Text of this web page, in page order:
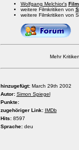
Wolfgang Melchior's
weitere Filmkritiken von
weitere Filmkritiken von
Mehr
hinzugefügt:March 29th 2002
Autor: Simon Spiegel
Punkte:
zugehöriger Link: IMDb
Hits:8597
Sprache:deu